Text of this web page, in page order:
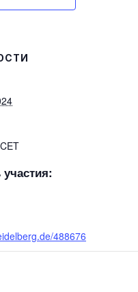
CET
488676